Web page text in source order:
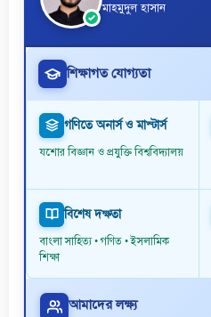
মাহমুদুল হাসান
শিক্ষাগত যোগ্যতা
গণিতে অনার্স ও মাস্টার্স
যশোর বিজ্ঞান ও প্রযুক্তি বিশ্ববিদ্যালয়
বিশেষ দক্ষতা
বাংলা সাহিত্য • গণিত • ইসলামিক
শিক্ষা
আমাদের লক্ষ্য